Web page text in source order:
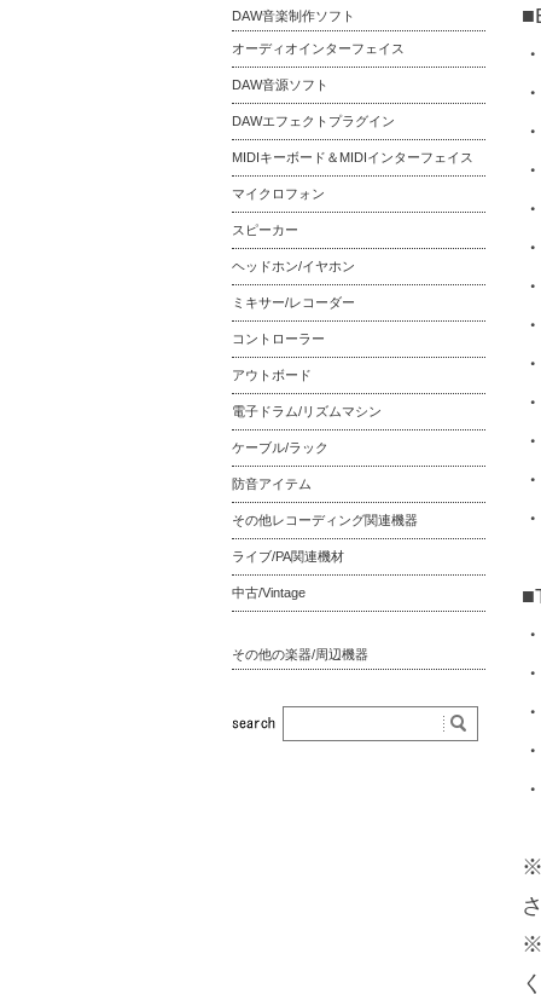
※
※
DAW音楽制作ソフト
オーディオインターフェイス
DAW音源ソフト
DAWエフェクトプラグイン
MIDIキーボード＆MIDIインターフェイス
マイクロフォン
スピーカー
ヘッドホン/イヤホン
ミキサー/レコーダー
コントローラー
アウトボード
電子ドラム/リズムマシン
ケーブル/ラック
防音アイテム
その他レコーディング関連機器
ライブ/PA関連機材
中古/Vintage
その他の楽器/周辺機器